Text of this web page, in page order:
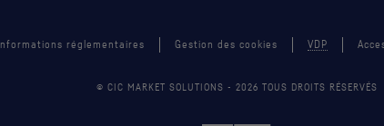
Informations réglementaires Gestion des cookies VDP
© CIC MARKET SOLUTIONS - 2026 TOUS DROITS RÉSERVÉS